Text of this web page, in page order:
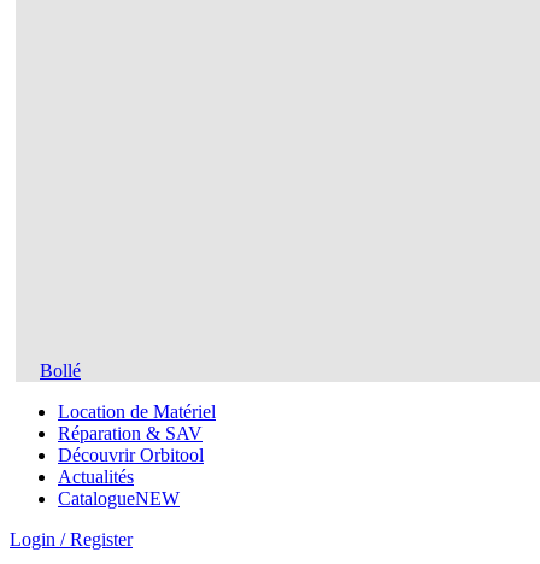
Bollé
Location de Matériel
Réparation & SAV
Découvrir Orbitool
Actualités
CatalogueNEW
Login / Register